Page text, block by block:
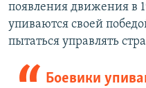
появления движения в
упиваются своей
пытаться управлять
Боевики